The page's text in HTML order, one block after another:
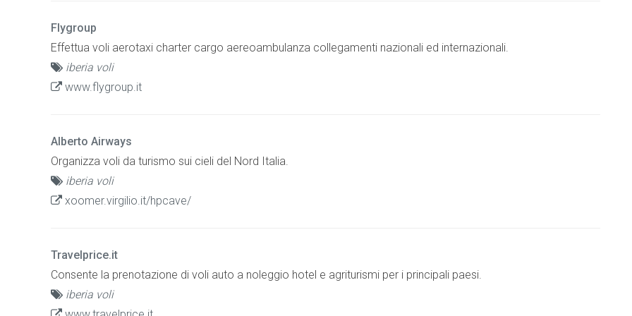
Flygroup
Effettua voli aerotaxi charter cargo aereoambulanza collegamenti nazionali ed internazionali.
iberia voli
www.flygroup.it
Alberto Airways
Organizza voli da turismo sui cieli del Nord Italia.
iberia voli
xoomer.virgilio.it/hpcave/
Travelprice.it
Consente la prenotazione di voli auto a noleggio hotel e agriturismi per i principali paesi.
iberia voli